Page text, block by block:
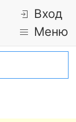
Вход
Меню